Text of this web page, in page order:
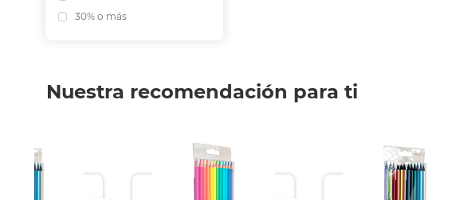
30% o más
Nuestra recomendación para ti